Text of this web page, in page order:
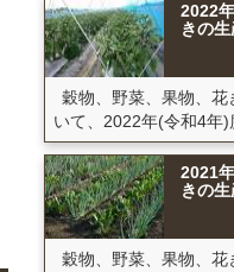
2022
きの
穀物、野菜、果物、
いて、2022年(令和4年
2021
きの
穀物、野菜、果物、